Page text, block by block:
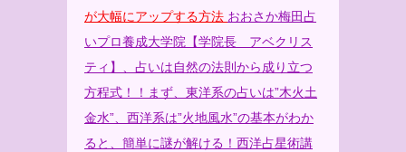
が大幅にアップする方法 おおさか梅田占
いプロ養成大学院 【学院長 アベクリス
ティ】、占いは自然の法則から成り立つ
方程式！！まず、東洋系の占いは”木火土
金水”、西洋系は”火地風水”の基本がわか
ると、簡単に謎が解ける！西洋占星術講